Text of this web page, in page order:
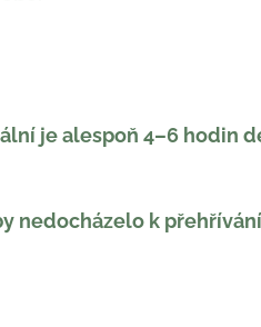
je alespoň 4–6 hodin
nedocházelo k